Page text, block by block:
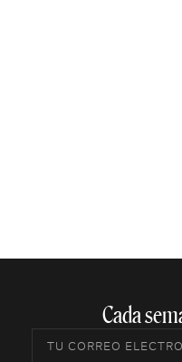
Cada